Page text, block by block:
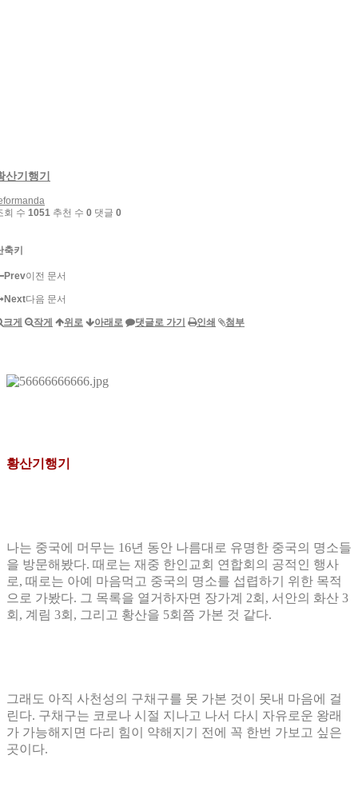
산기행기
회 수 1051 추천 수 0 댓글 0
축키
Prev이전 문서
Next다음 문서
크게 작게 위로 아래로 댓글로 가기 인쇄 첨부
황산기행기
나는 중국에 머무는 16년 동안 나름대로 유명한 중국의 명소들
을 방문해봤다. 때로는 재중 한인교회 연합회의 공적인 행사
로, 때로는 아예 마음먹고 중국의 명소를 섭렵하기 위한 목적
으로 가봤다. 그 목록을 열거하자면 장가계 2회 , 서안의 화산 3
회 , 계림 3회 , 그리고 황산을 5회쯤 가본 것 같다.
그래도 아직 사천성의 구채구를 못 가본 것이 못내 마음에 걸
린다. 구채구는 코로나 시절 지나고 나서 다시 자유로운 왕래
가 가능해지면 다리 힘이 약해지기 전에 꼭 한번 가보고 싶은
곳이다.